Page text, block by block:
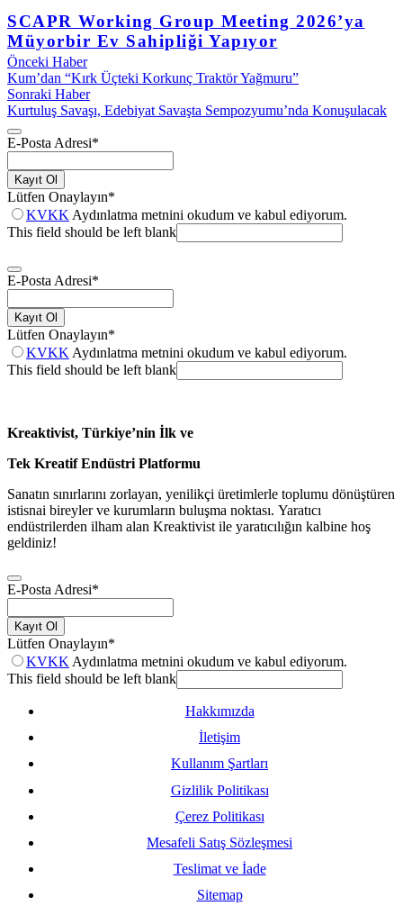
SCAPR Working Group Meeting 2026’ya
Müyorbir Ev Sahipliği Yapıyor
Önceki Haber
Kum’dan “Kırk Üçteki Korkunç Traktör Yağmuru”
Sonraki Haber
Kurtuluş Savaşı, Edebiyat Savaşta Sempozyumu’nda Konuşulacak
E-Posta Adresi*
Kayıt Ol
Lütfen Onaylayın*
KVKK Aydınlatma metnini okudum ve kabul ediyorum.
This field should be left blank
E-Posta Adresi*
Kayıt Ol
Lütfen Onaylayın*
KVKK Aydınlatma metnini okudum ve kabul ediyorum.
This field should be left blank
Kreaktivist, Türkiye’nin İlk ve
Tek Kreatif Endüstri Platformu
Sanatın sınırlarını zorlayan, yenilikçi üretimlerle toplumu dönüştüren
istisnai bireyler ve kurumların buluşma noktası. Yaratıcı
endüstrilerden ilham alan Kreaktivist ile yaratıcılığın kalbine hoş
geldiniz!
E-Posta Adresi*
Kayıt Ol
Lütfen Onaylayın*
KVKK Aydınlatma metnini okudum ve kabul ediyorum.
This field should be left blank
Hakkımızda
İletişim
Kullanım Şartları
Gizlilik Politikası
Çerez Politikası
Mesafeli Satış Sözleşmesi
Teslimat ve İade
Sitemap